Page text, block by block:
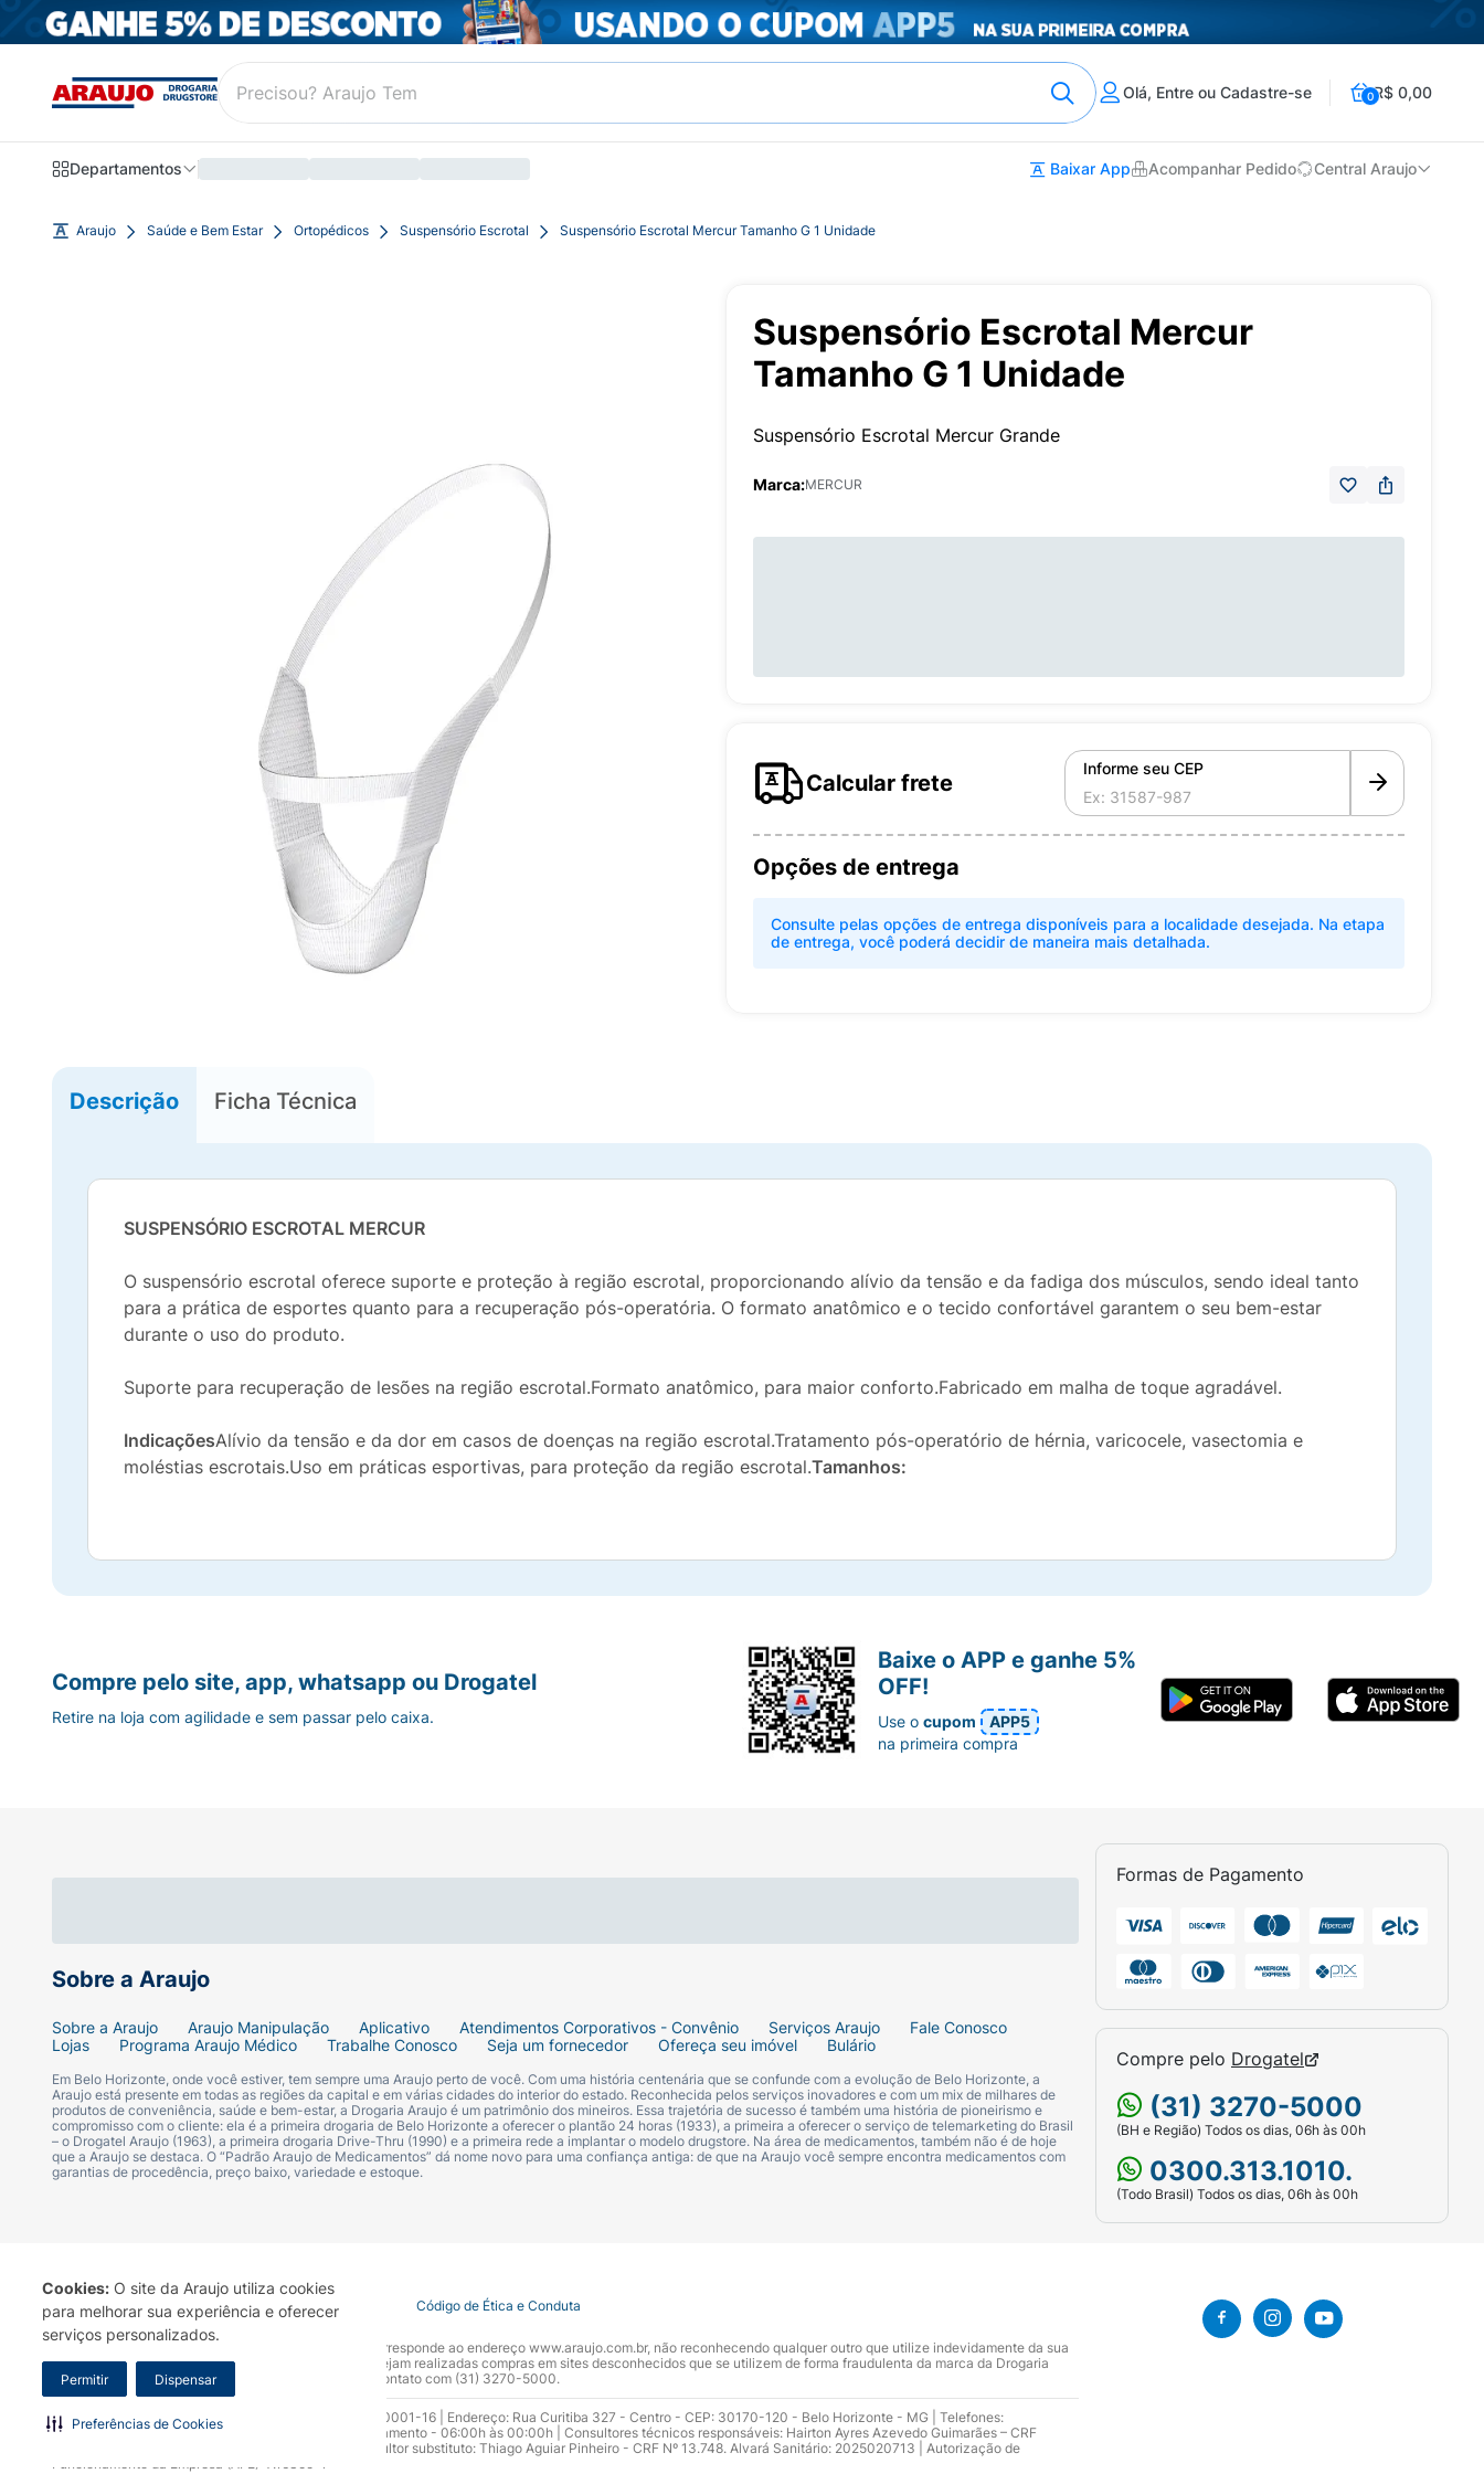
Cookies: O site da Araujo utiliza cookies
para melhorar sua experiência e oferecer
serviços personalizados.
Permitir Dispensar
Preferências de Cookies
Olá, Entre ou Cadastre-se 0R$ 0,00
Departamentos Baixar App Acompanhar Pedido Central Araujo
Araujo Saúde e Bem Estar Ortopédicos Suspensório Escrotal Suspensório Escrotal Mercur Tamanho G 1 Unidade
Suspensório Escrotal Mercur
Tamanho G 1 Unidade
Suspensório Escrotal Mercur Grande
Marca:MERCUR
Calcular frete
Informe seu CEP
Opções de entrega
Consulte pelas opções de entrega disponíveis para a localidade desejada. Na etapa
de entrega, você poderá decidir de maneira mais detalhada.
Descrição Ficha Técnica
SUSPENSÓRIO ESCROTAL MERCUR
O suspensório escrotal oferece suporte e proteção à região escrotal, proporcionando alívio da tensão e da fadiga dos músculos, sendo ideal tanto
para a prática de esportes quanto para a recuperação pós-operatória. O formato anatômico e o tecido confortável garantem o seu bem-estar
durante o uso do produto.
Suporte para recuperação de lesões na região escrotal.Formato anatômico, para maior conforto.Fabricado em malha de toque agradável.
IndicaçõesAlívio da tensão e da dor em casos de doenças na região escrotal.Tratamento pós-operatório de hérnia, varicocele, vasectomia e
moléstias escrotais.Uso em práticas esportivas, para proteção da região escrotal.Tamanhos:
Sobre a Araujo
Sobre a Araujo Araujo Manipulação Aplicativo Atendimentos Corporativos - Convênio Serviços Araujo
Fale Conosco
Lojas
Programa Araujo Médico Trabalhe Conosco Seja um fornecedor Ofereça seu imóvel Bulário
Em Belo Horizonte, onde você estiver, tem sempre uma Araujo perto de você. Com uma história centenária que se confunde com a evolução de Belo Horizonte, a
Araujo está presente em todas as regiões da capital e em várias cidades do interior do estado. Reconhecida pelos serviços inovadores e com um mix de milhares de
produtos de conveniência, saúde e bem-estar, a Drogaria Araujo é um patrimônio dos mineiros. Essa trajetória de sucesso é também uma história de pioneirismo e
compromisso com o cliente: ela é a primeira drogaria de Belo Horizonte a oferecer o plantão 24 horas (1933), a primeira a oferecer o serviço de telemarketing do Brasil
– o Drogatel Araujo (1963), a primeira drogaria Drive-Thru (1990) e a primeira rede a implantar o modelo drugstore. Na área de medicamentos, também não é de hoje
que a Araujo se destaca. O “Padrão Araujo de Medicamentos” dá nome novo para uma confiança antiga: de que na Araujo você sempre encontra medicamentos com
garantias de procedência, preço baixo, variedade e estoque.
Formas de Pagamento
Compre pelo Drogatel
(31) 3270-5000
(BH e Região) Todos os dias, 06h às 00h
0300.313.1010.
(Todo Brasil) Todos os dias, 06h às 00h
Compre pelo site, app, whatsapp ou Drogatel
Retire na loja com agilidade e sem passar pelo caixa.
Baixe o APP e ganhe 5%
OFF!
Use ocupom
APP5
na primeira compra
Termo de Uso Portal da Privacidade Covid-19 Código de Ética e Conduta
A Drogaria Araujo S/A informa que o seu site oficial corresponde ao endereço www.araujo.com.br, não reconhecendo qualquer outro que utilize indevidamente da sua
marca. Para sua segurança recomendamos que não sejam realizadas compras em sites desconhecidos que se utilizem de forma fraudulenta da marca da Drogaria
Araujo S.A. Em caso de dúvidas, gentileza entrar em contato com (31) 3270-5000.
Razão Social: Drogaria Araujo S.A | CNPJ: 17.256.512.0001-16 | Endereço: Rua Curitiba 327 - Centro - CEP: 30170-120 - Belo Horizonte - MG | Telefones:
0300.313.1010 e (31) 3270-5000 Horário de funcionamento - 06:00h às 00:00h | Consultores técnicos responsáveis: Hairton Ayres Azevedo Guimarães – CRF
10.965 | Yasmin Silva Alvarenga – CRF 52.584 - Consultor substituto: Thiago Aguiar Pinheiro - CRF Nº 13.748. Alvará Sanitário: 2025020713 | Autorização de
Funcionamento da Empresa (AFE): 7.16355-1